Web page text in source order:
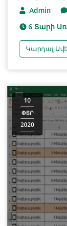
Admin
6 Տարի
Կարդալ
10
ՓՏՐ
2020